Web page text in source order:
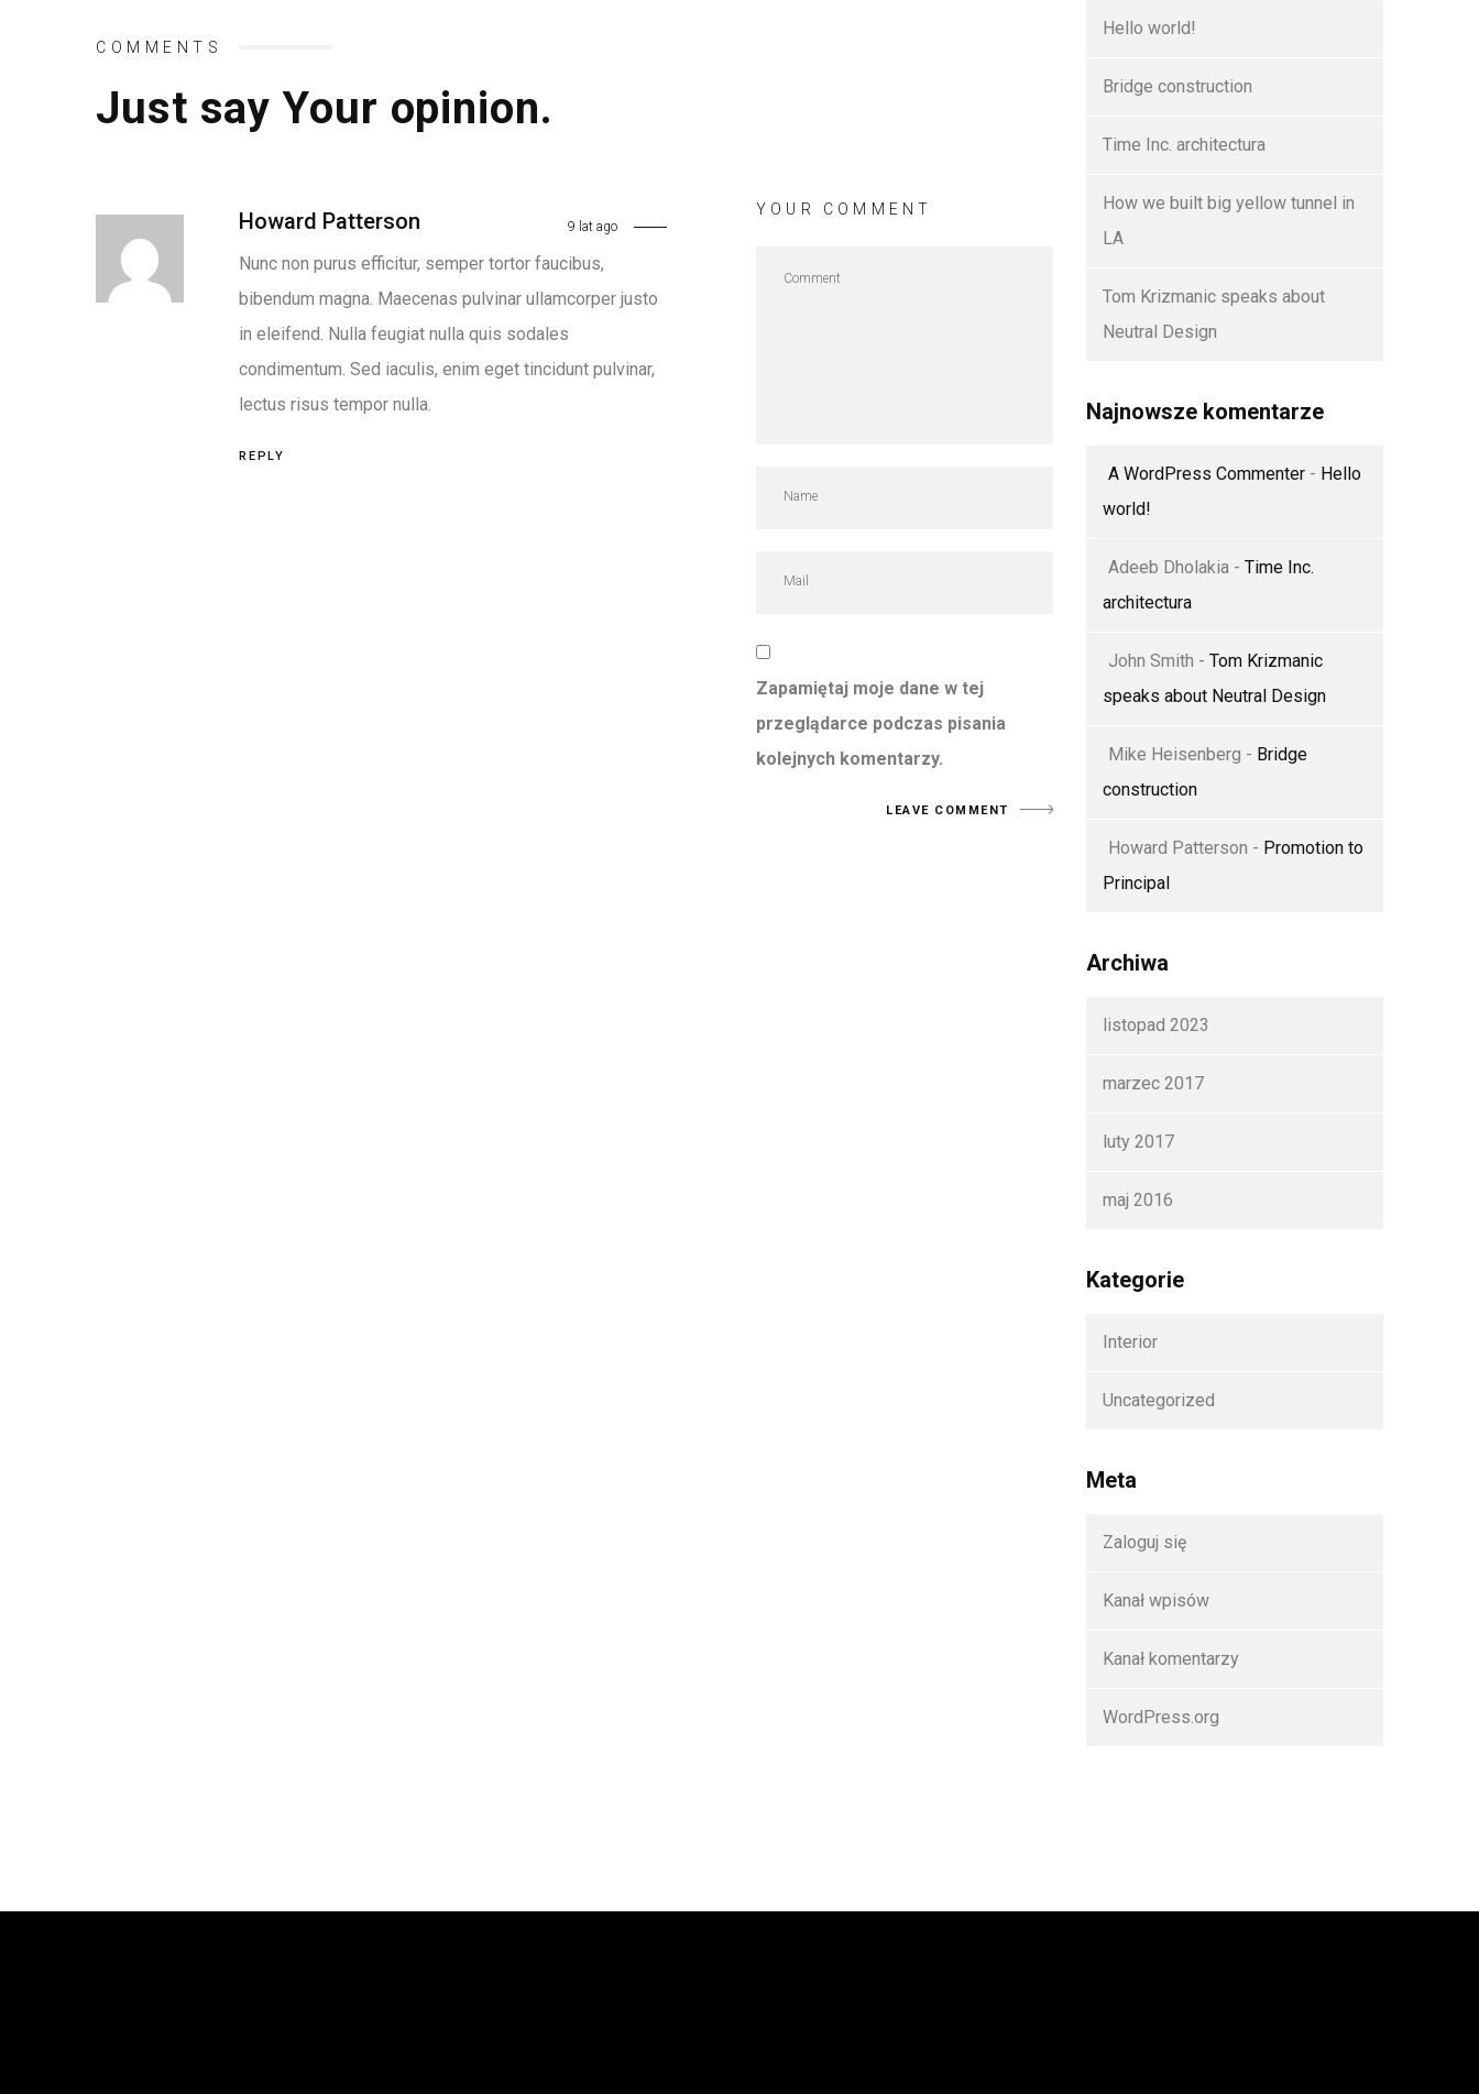
COMMENTS
Just say Your opinion.
Howard Patterson 9 lat ago
Nunc non purus efficitur, semper tortor faucibus,
bibendum magna. Maecenas pulvinar ullamcorper justo
in eleifend. Nulla feugiat nulla quis sodales
condimentum. Sed iaculis, enim eget tincidunt pulvinar,
lectus risus tempor nulla.
REPLY
YOUR COMMENT
Zapamiętaj moje dane w tej
przeglądarce podczas pisania
kolejnych komentarzy.
Hello world!
Bridge construction
Time Inc. architectura
How we built big yellow tunnel in
LA
Tom Krizmanic speaks about
Neutral Design
Najnowsze komentarze
A WordPress Commenter - Hello
world!
Adeeb Dholakia - Time Inc.
architectura
John Smith - Tom Krizmanic
speaks about Neutral Design
Mike Heisenberg - Bridge
construction
Howard Patterson - Promotion to
Principal
Archiwa
listopad 2023
marzec 2017
luty 2017
maj 2016
Kategorie
Interior
Uncategorized
Meta
Zaloguj się
Kanał wpisów
Kanał komentarzy
WordPress.org